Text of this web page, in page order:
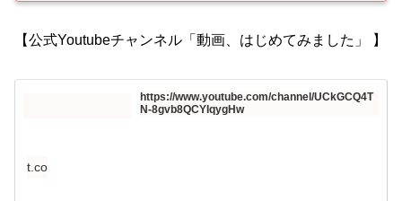
【公式Youtubeチャンネル「動画、はじめてみました」 】
https://www.youtube.com/channel/UCkGCQ4T
N-8gvb8QCYIqygHw
t.co